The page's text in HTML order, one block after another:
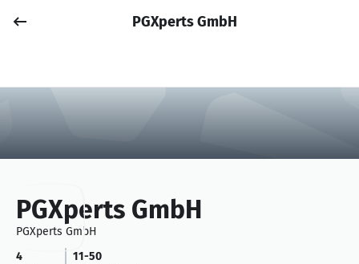
Anmelden
PGXperts GmbH
PGXperts GmbH
PGXperts GmbH
4
11-50